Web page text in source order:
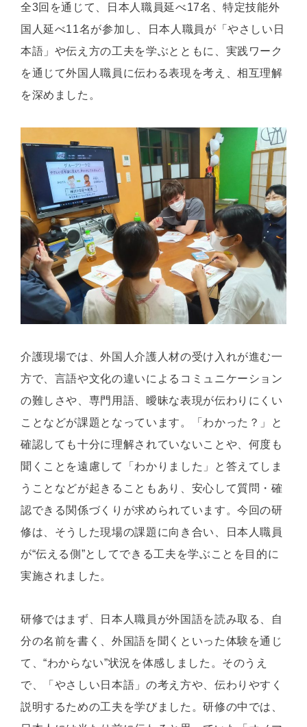
全3回を通じて、日本人職員延べ17名、特定技能外
国人延べ11名が参加し、日本人職員が「やさしい日
本語」や伝え方の工夫を学ぶとともに、実践ワーク
を通じて外国人職員に伝わる表現を考え、相互理解
を深めました。
介護現場では、外国人介護人材の受け入れが進む一
方で、言語や文化の違いによるコミュニケーション
の難しさや、専門用語、曖昧な表現が伝わりにくい
ことなどが課題となっています。「わかった？」と
確認しても十分に理解されていないことや、何度も
聞くことを遠慮して「わかりました」と答えてしま
うことなどが起きることもあり、安心して質問・確
認できる関係づくりが求められています。今回の研
修は、そうした現場の課題に向き合い、日本人職員
が“伝える側”としてできる工夫を学ぶことを目的に
実施されました。
研修ではまず、日本人職員が外国語を読み取る、自
分の名前を書く、外国語を聞くといった体験を通じ
て、“わからない”状況を体感しました。そのうえ
で、「やさしい日本語」の考え方や、伝わりやすく
説明するための工夫を学びました。研修の中では、